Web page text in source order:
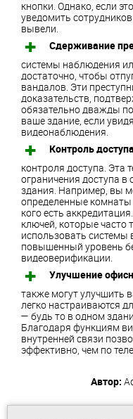
кнопки. Однако, если
уведомить
вывели.
Сдерживание
системы наблюдения
достаточно, чтобы
вандалов. Эти
доказательств,
обязательно дважды
ваше здание, если
видеонаблюдения.
Контроль доступа
контроля доступа. Эта
ограничения доступа
здания. Например, вы
определенные комнаты
кого есть
ключей, которые часто
использовать системы
повышенный уровень
видеоверификации.
Улучшение
также могут улучшить
легко настраиваются
— будь то в одном
Благодаря функциям
внутренней связи
эффективно, чем по
Автор: